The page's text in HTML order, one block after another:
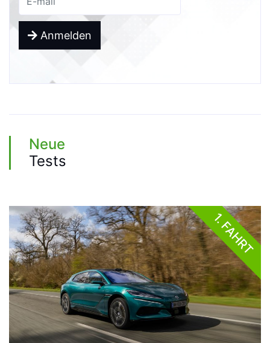
Anmelden
Neue
Tests
1. FAHRT